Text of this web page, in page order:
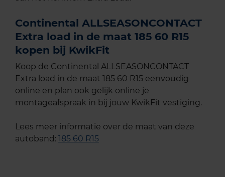
Continental ALLSEASONCONTACT
Extra load in de maat 185 60 R15
kopen bij KwikFit
Koop de Continental ALLSEASONCONTACT
Extra load in de maat 185 60 R15 eenvoudig
online en plan ook gelijk online je
montageafspraak in bij jouw KwikFit vestiging.
Lees meer informatie over de maat van deze
autoband: 185 60 R15